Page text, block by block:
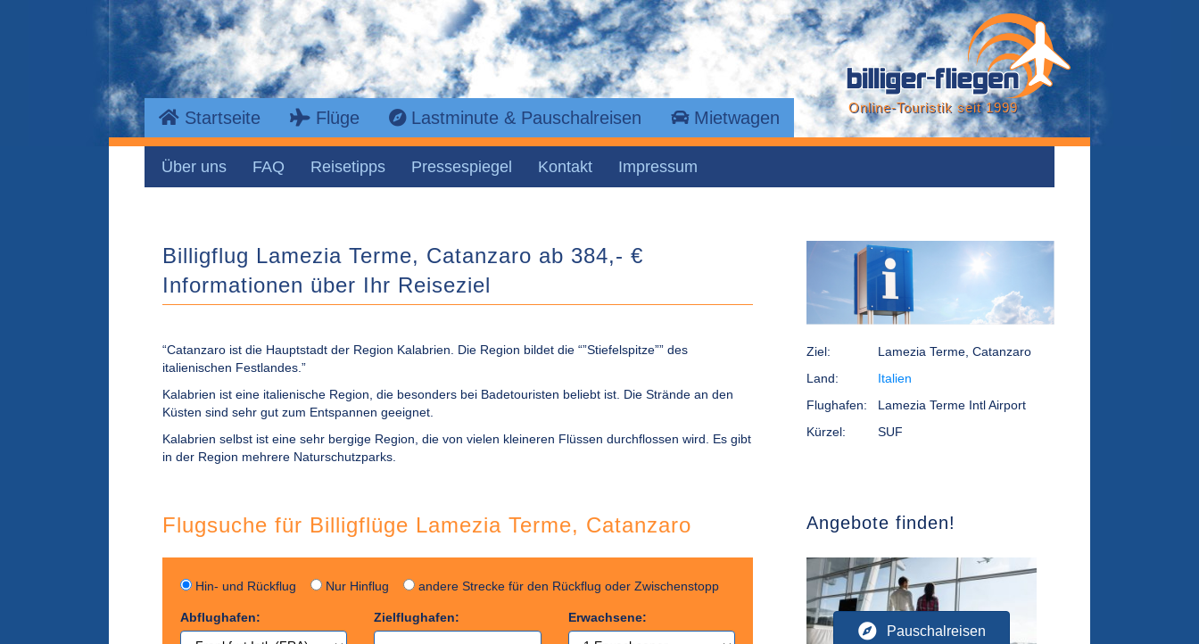
Startseite Flüge Lastminute & Pauschalreisen Mietwagen
Online-Touristik seit 1999
Über uns FAQ Reisetipps Pressespiegel Kontakt Impressum
Billigflug Lamezia Terme, Catanzaro ab 384,- €
Informationen über Ihr Reiseziel
“Catanzaro ist die Hauptstadt der Region Kalabrien. Die Region bildet die “”Stiefelspitze”” des
italienischen Festlandes.”
Kalabrien ist eine italienische Region, die besonders bei Badetouristen beliebt ist. Die Strände an den
Küsten sind sehr gut zum Entspannen geeignet.
Kalabrien selbst ist eine sehr bergige Region, die von vielen kleineren Flüssen durchflossen wird. Es gibt
in der Region mehrere Naturschutzparks.
Ziel:
Land:
Flughafen:
Kürzel:
Lamezia Terme, Catanzaro
Italien
Lamezia Terme Intl Airport
SUF
Flugsuche für Billigflüge Lamezia Terme, Catanzaro
Hin- und Rückflug Nur Hinflug andere Strecke für den Rückflug oder Zwischenstopp
Abflughafen: Zielflughafen: Erwachsene:
Angebote finden!
Pauschalreisen